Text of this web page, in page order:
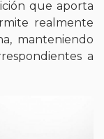
que aporta
realmente
manteniendo
a